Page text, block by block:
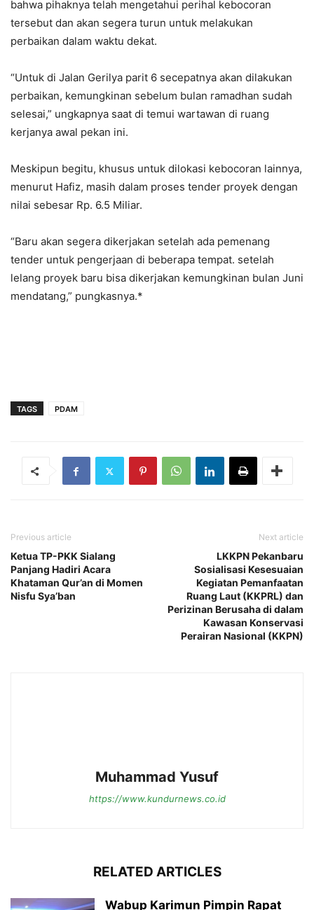
bahwa pihaknya telah mengetahui perihal kebocoran
tersebut dan akan segera turun untuk melakukan
perbaikan dalam waktu dekat.
“Untuk di Jalan Gerilya parit 6 secepatnya akan dilakukan
perbaikan, kemungkinan sebelum bulan ramadhan sudah
selesai,” ungkapnya saat di temui wartawan di ruang
kerjanya awal pekan ini.
Meskipun begitu, khusus untuk dilokasi kebocoran lainnya,
menurut Hafiz, masih dalam proses tender proyek dengan
nilai sebesar Rp. 6.5 Miliar.
“Baru akan segera dikerjakan setelah ada pemenang
tender untuk pengerjaan di beberapa tempat. setelah
lelang proyek baru bisa dikerjakan kemungkinan bulan Juni
mendatang,” pungkasnya.*
TAGS PDAM
Previous article
Ketua TP-PKK Sialang
Panjang Hadiri Acara
Khataman Qur’an di Momen
Nisfu Sya’ban
Next article
LKKPN Pekanbaru
Sosialisasi Kesesuaian
Kegiatan Pemanfaatan
Ruang Laut (KKPRL) dan
Perizinan Berusaha di dalam
Kawasan Konservasi
Perairan Nasional (KKPN)
Muhammad Yusuf
https://www.kundurnews.co.id
RELATED ARTICLES
Wabup Karimun Pimpin Rapat